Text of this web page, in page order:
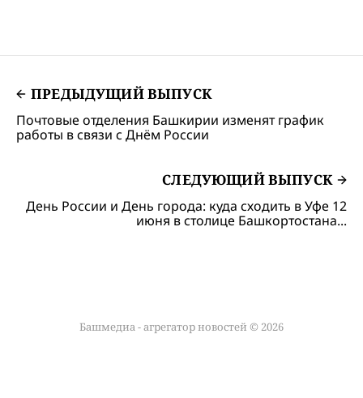
ПРЕДЫДУЩИЙ ВЫПУСК
Почтовые отделения Башкирии изменят график
работы в связи с Днём России
СЛЕДУЮЩИЙ ВЫПУСК
День России и День города: куда сходить в Уфе 12
июня в столице Башкортостана...
Башмедиа - агрегатор новостей © 2026